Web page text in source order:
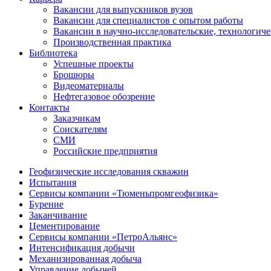
Вакансии для выпускников вузов
Вакансии для специалистов с опытом работы
Вакансии в научно-исследовательские,
Производственная практика
Библиотека
Успешные проекты
Брошюры
Видеоматериалы
Нефтегазовое обозрение
Контакты
Заказчикам
Соискателям
СМИ
Российские предприятия
Геофизические исследования скважин
Испытания
Сервисы компании «Тюменьпромгеофизика»
Бурение
Заканчивание
Цементирование
Сервисы компании «ПетроАльянс»
Интенсификация добычи
Механизированная добыча